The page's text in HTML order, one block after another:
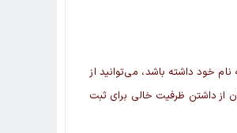
شخص حقیقی می‌تواند در مجموع از تمامی اپراتورهای تلفن همراه، حداکثر تعداد ۱۰ سیم‌کارت فعال به نام خود داشته باشد، می‌توانید از
شده و در صورت اطمینان از داشتن ظرفیت خالی برای ثبت